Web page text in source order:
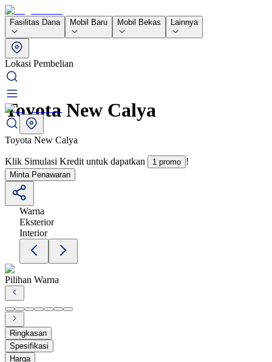
Fasilitas Dana Mobil Baru Mobil Bekas Lainnya
Lokasi Pembelian
Toyota New Calya
Toyota New Calya
Klik Simulasi Kredit untuk dapatkan 1 promo !
Minta Penawaran
Warna
Eksterior
Interior
Pilihan Warna
Ringkasan
Spesifikasi
Harga